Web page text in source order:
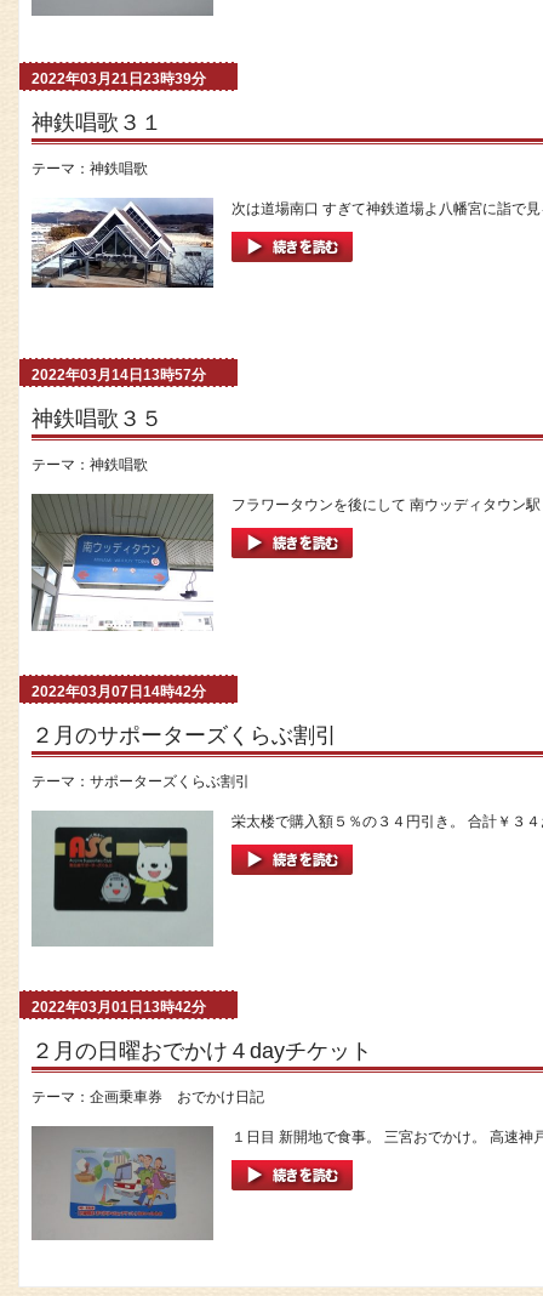
2022年03月21日23時39分
神鉄唱歌３１
テーマ： 神鉄唱歌
次は道場南口 すぎて神鉄道場よ八幡宮に詣で
2022年03月14日13時57分
神鉄唱歌３５
テーマ： 神鉄唱歌
フラワータウンを後にして 南ウッディタウン
2022年03月07日14時42分
２月のサポーターズくらぶ割引
テーマ： サポーターズくらぶ割引
栄太楼で購入額５％の３４円引き。 合計￥３
2022年03月01日13時42分
２月の日曜おでかけ４dayチケット
テーマ： 企画乗車券 おでかけ日記
１日目 新開地で食事。 三宮おでかけ。 高速